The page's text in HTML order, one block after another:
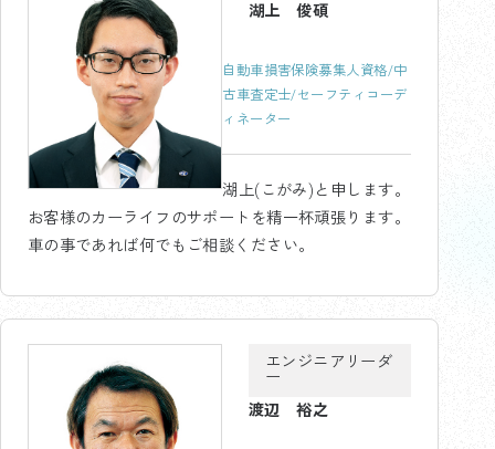
湖上 俊碩
自動車損害保険募集人資格/中
古車査定士/セーフティコーデ
ィネーター
湖上(こがみ)と申します。
お客様のカーライフのサポートを精一杯頑張ります。
車の事であれば何でもご相談ください。
エンジニアリーダ
ー
渡辺 裕之